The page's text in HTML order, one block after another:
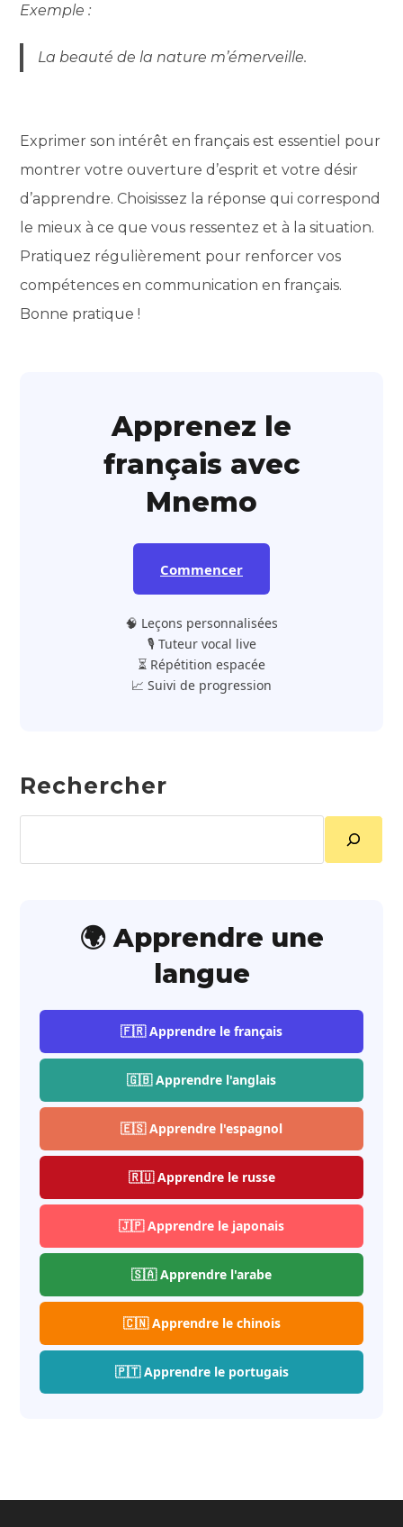
Exemple :
La beauté de la nature m’émerveille.
Exprimer son intérêt en français est essentiel pour
montrer votre ouverture d’esprit et votre désir
d’apprendre. Choisissez la réponse qui correspond
le mieux à ce que vous ressentez et à la situation.
Pratiquez régulièrement pour renforcer vos
compétences en communication en français.
Bonne pratique !
Apprenez le
français avec
Mnemo
Commencer
🧠 Leçons personnalisées
🎙️ Tuteur vocal live
⏳ Répétition espacée
📈 Suivi de progression
Rechercher
🌍 Apprendre une
langue
🇫🇷 Apprendre le français
🇬🇧 Apprendre l'anglais
🇪🇸 Apprendre l'espagnol
🇷🇺 Apprendre le russe
🇯🇵 Apprendre le japonais
🇸🇦 Apprendre l'arabe
🇨🇳 Apprendre le chinois
🇵🇹 Apprendre le portugais